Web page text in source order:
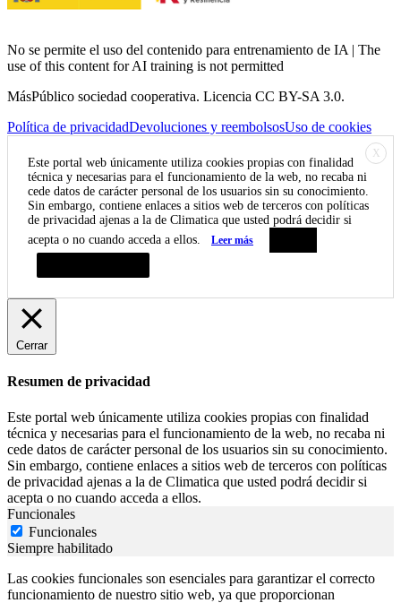
No se permite el uso del contenido para entrenamiento de IA | The
use of this content for AI training is not permitted
MásPúblico sociedad cooperativa. Licencia CC BY-SA 3.0.
Política de privacidadDevoluciones y reembolsosUso de cookies
X
Este portal web únicamente utiliza cookies propias con finalidad
técnica y necesarias para el funcionamiento de la web, no recaba ni
cede datos de carácter personal de los usuarios sin su conocimiento.
Sin embargo, contiene enlaces a sitios web de terceros con políticas
de privacidad ajenas a la de Climatica que usted podrá decidir si
acepta o no cuando acceda a ellos.
Leer más
Cerrar
Resumen de privacidad
Este portal web únicamente utiliza cookies propias con finalidad
técnica y necesarias para el funcionamiento de la web, no recaba ni
cede datos de carácter personal de los usuarios sin su conocimiento.
Sin embargo, contiene enlaces a sitios web de terceros con políticas
de privacidad ajenas a la de Climatica que usted podrá decidir si
acepta o no cuando acceda a ellos.
Funcionales
Funcionales
Siempre habilitado
Las cookies funcionales son esenciales para garantizar el correcto
funcionamiento de nuestro sitio web, ya que proporcionan